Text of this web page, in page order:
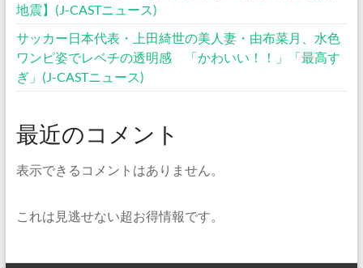
地震】(J-CASTニュース)
サッカー日本代表・上田綺世の美人妻・由布菜月、水色
ワンピ姿でレベチの透明感 「かわいい！！」「最高す
ぎ」(J-CASTニュース)
最近のコメント
表示できるコメントはありません。
これは見逃せない超お得情報です。